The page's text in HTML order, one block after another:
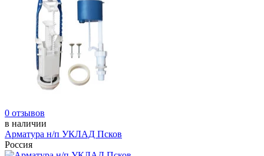
0 отзывов
в наличии
Арматура н/п УКЛАД Псков
Россия